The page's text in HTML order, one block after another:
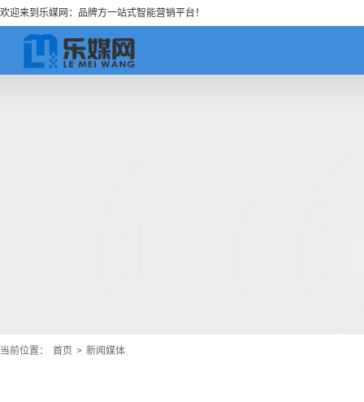
欢迎来到乐媒网：品牌方一站式智能营销平台！
当前位置： 首页 > 新闻媒体